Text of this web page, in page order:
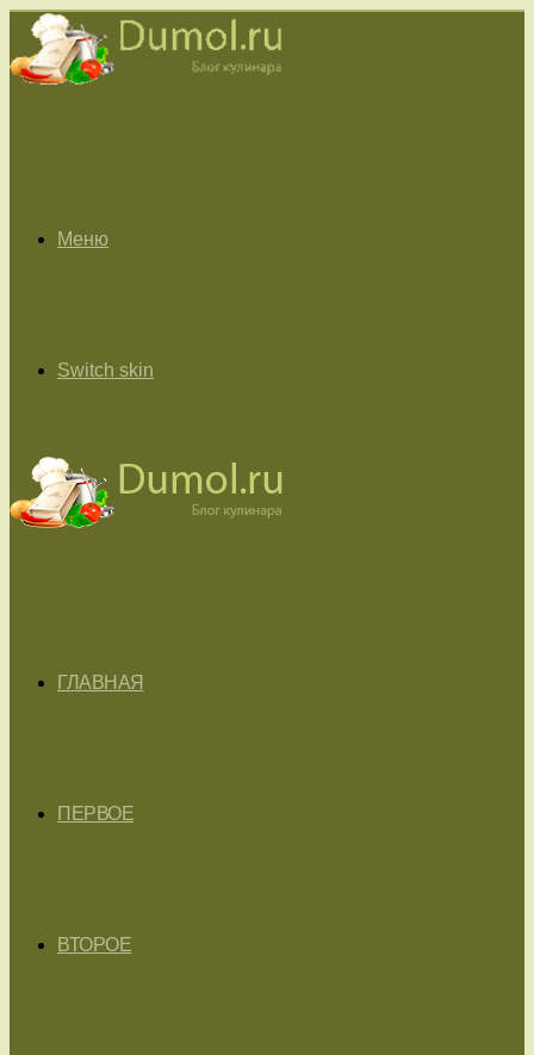
Меню
Switch skin
ГЛАВНАЯ
ПЕРВОЕ
ВТОРОЕ